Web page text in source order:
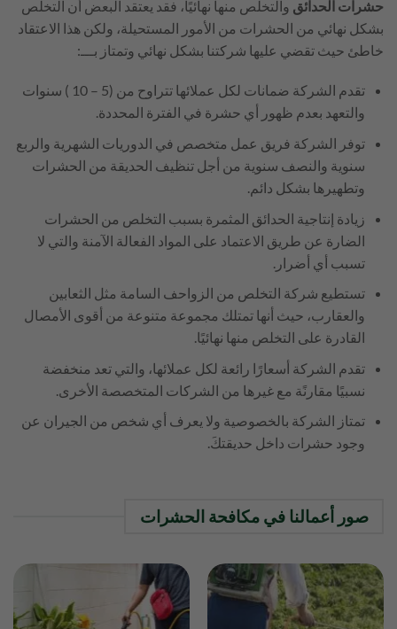
حشرات الحدائق والتخلص منها نهائيًا، فقد يعتقد البعض أن التخلص
بشكل نهائي من الحشرات من الأمور المستحيلة، ولكن هذا الاعتقاد
خاطئ حيث تقضي عليها شركتنا بشكل نهائي وتمتاز بـــ:
تقدم الشركة ضمانات لكل عملائها تتراوح من (5 – 10 ) سنوات
والتعهد بعدم ظهور أي حشرة في الفترة المحددة.
توفر الشركة فريق عمل متخصص في الدوريات الشهرية والربع
سنوية والنصف سنوية من أجل تنظيف الحديقة من الحشرات
وتطهيرها بشكل دائم.
زيادة إنتاجية الحدائق المثمرة بسبب التخلص من الحشرات
الضارة عن طريق الاعتماد على المواد الفعالة الآمنة والتي لا
تسبب أي أضرار.
تستطيع شركة التخلص من الزواحف السامة مثل الثعابين
والعقارب، حيث أنها تمتلك مجموعة متنوعة من أقوى الأمصال
القادرة على التخلص منها نهائيًا.
تقدم الشركة أسعارًا رائعة لكل عملائها، والتي تعد منخفضة
نسبيًا مقارنًة مع غيرها من الشركات المتخصصة الأخرى.
تمتاز الشركة بالخصوصية ولا يعرف أي شخص من الجيران عن
وجود حشرات داخل حديقتكَ.
صور أعمالنا في مكافحة الحشرات